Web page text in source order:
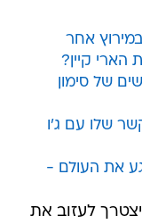
אחר
הארי קיין?
של סימון
שלו עם ג'ו
את העולם -
לעזוב את